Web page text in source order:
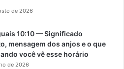
de 2026
10:10 — Significado
mensagem dos anjos e o que
você vê esse horário
de 2026